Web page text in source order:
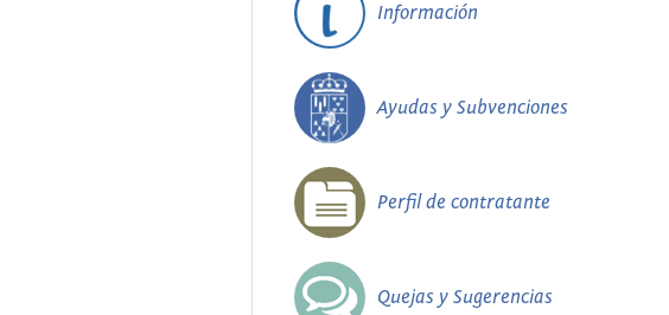
Información
Ayudas y Subvenciones
Perfil de contratante
Quejas y Sugerencias